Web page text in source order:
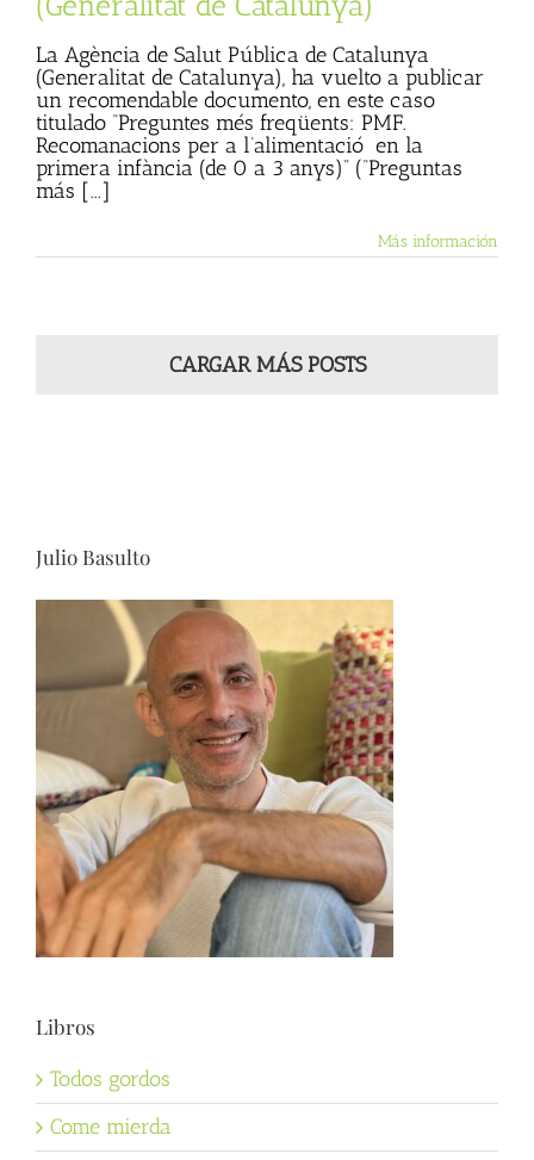
La Agència de Salut Pública de Catalunya
(Generalitat de Catalunya), ha vuelto a publicar
un recomendable documento, en este caso
titulado “Preguntes més freqüents: PMF.
Recomanacions per a l’alimentació en la
primera infància (de 0 a 3 anys)” (“Preguntas
más [...]
Más información
CARGAR MÁS POSTS
Julio Basulto
Libros
Todos gordos
Come mierda